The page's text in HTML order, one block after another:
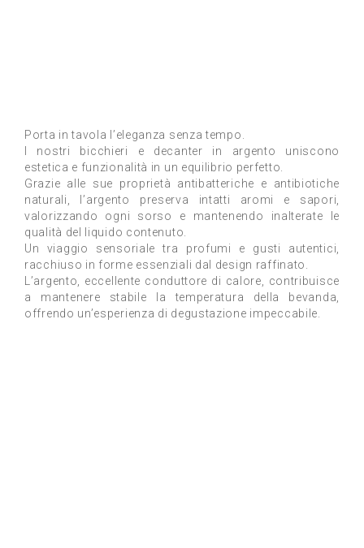
Porta in tavola l’eleganza senza tempo.
I nostri bicchieri e decanter in argento uniscono
estetica e funzionalità in un equilibrio perfetto.
Grazie alle sue proprietà antibatteriche e antibiotiche
naturali, l’argento preserva intatti aromi e sapori,
valorizzando ogni sorso e mantenendo inalterate le
qualità del liquido contenuto.
Un viaggio sensoriale tra profumi e gusti autentici,
racchiuso in forme essenziali dal design raffinato.
L’argento, eccellente conduttore di calore, contribuisce
a mantenere stabile la temperatura della bevanda,
offrendo un’esperienza di degustazione impeccabile.